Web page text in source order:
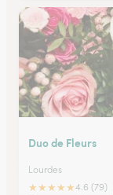
Duo de Fleurs
Lourdes
★★★★★4.6 (79)